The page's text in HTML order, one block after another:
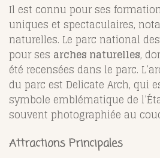
Il est connu pour ses
uniques et spectaculaires,
naturelles. Le parc national
pour ses arches naturelles,
été recensées dans le parc.
du parc est Delicate Arch, qui
symbole emblématique de
souvent photographiée au
Attractions Principales